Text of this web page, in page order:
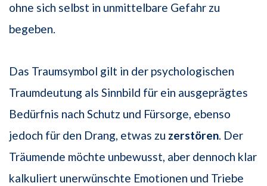
ohne sich selbst in unmittelbare Gefahr zu
begeben.
Das Traumsymbol gilt in der psychologischen
Traumdeutung als Sinnbild für ein ausgeprägtes
Bedürfnis nach Schutz und Fürsorge, ebenso
jedoch für den Drang, etwas zu zerstören. Der
Träumende möchte unbewusst, aber dennoch klar
kalkuliert unerwünschte Emotionen und Triebe